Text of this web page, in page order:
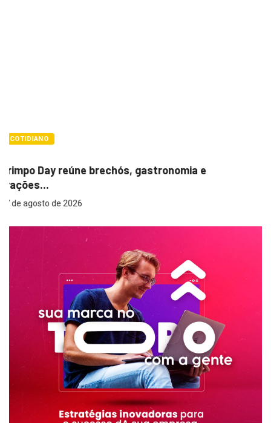
Itamar cobra prazo para melhorias estruturais
em...
7 de agosto de 2026